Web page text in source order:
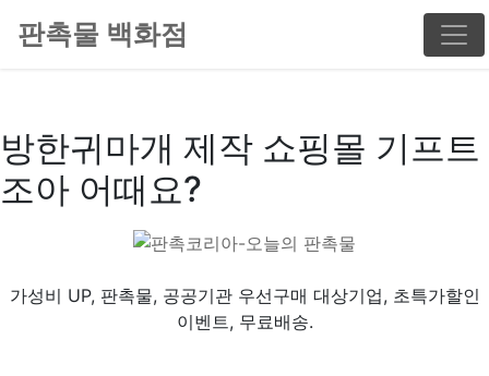
판촉물 백화점
방한귀마개 제작 쇼핑몰 기프트
조아 어때요?
가성비 UP, 판촉물, 공공기관 우선구매 대상기업, 초특가할인
이벤트, 무료배송.